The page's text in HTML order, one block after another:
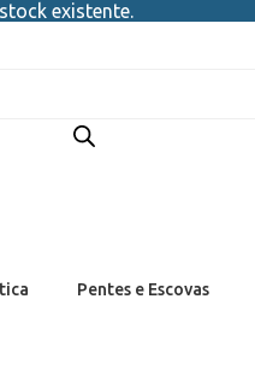
existente.
Pentes e Escovas